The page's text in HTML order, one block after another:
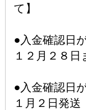
て】
●入金確認日
１２月２８
●入金確認日
１月２日発送